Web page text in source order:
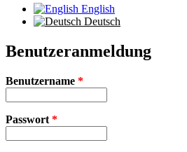
English
Deutsch
Benutzeranmeldung
Benutzername *
Passwort *